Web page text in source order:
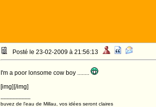
Posté le 23-02-2009 à 21:56:13
I'm a poor lonsome cow boy ........
[img] [/img]
--------------------
buvez de l'eau de Millau, vos idées seront claires